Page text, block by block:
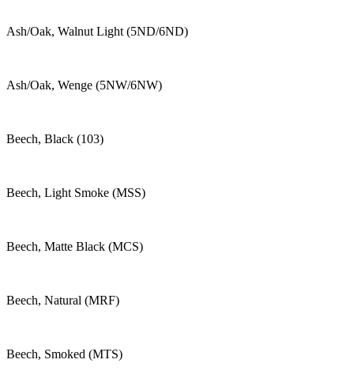
Ash/Oak, Walnut Light (5ND/6ND)
Ash/Oak, Wenge (5NW/6NW)
Beech, Black (103)
Beech, Light Smoke (MSS)
Beech, Matte Black (MCS)
Beech, Natural (MRF)
Beech, Smoked (MTS)